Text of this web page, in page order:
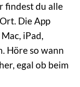
findest du alle
Die App
iPad,
Höre so wann
egal ob beim